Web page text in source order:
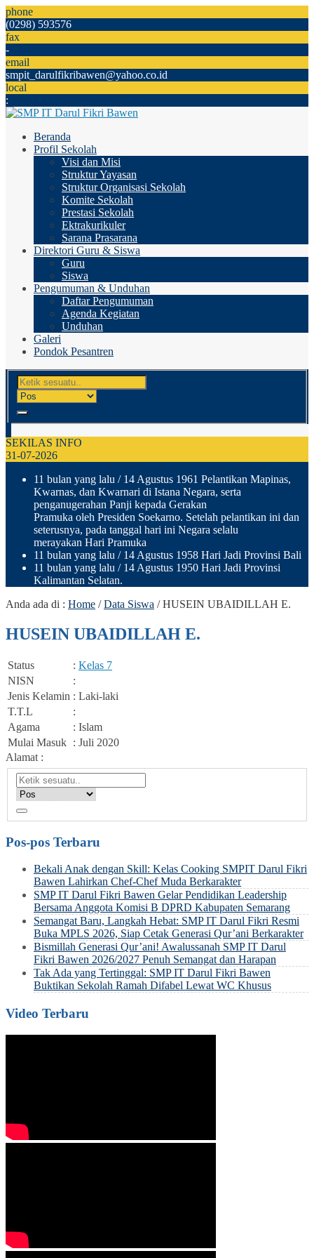
phone
(0298) 593576
fax
-
email
smpit_darulfikribawen@yahoo.co.id
local
:
Beranda
Profil Sekolah
Visi dan Misi
Struktur Yayasan
Struktur Organisasi Sekolah
Komite Sekolah
Prestasi Sekolah
Ektrakurikuler
Sarana Prasarana
Direktori Guru & Siswa
Guru
Siswa
Pengumuman & Unduhan
Daftar Pengumuman
Agenda Kegiatan
Unduhan
Galeri
Pondok Pesantren
SEKILAS INFO
31-07-2026
11 bulan yang lalu / 14 Agustus 1961 Pelantikan Mapinas,
Kwarnas, dan Kwarnari di Istana Negara, serta
penganugerahan Panji kepada Gerakan
Pramuka oleh Presiden Soekarno. Setelah pelantikan ini dan
seterusnya, pada tanggal hari ini Negara selalu
merayakan Hari Pramuka
11 bulan yang lalu / 14 Agustus 1958 Hari Jadi Provinsi Bali
11 bulan yang lalu / 14 Agustus 1950 Hari Jadi Provinsi
Kalimantan Selatan.
Anda ada di : Home /Data Siswa /HUSEIN UBAIDILLAH E.
HUSEIN UBAIDILLAH E.
Status : Kelas 7
NISN
:
Jenis Kelamin : Laki-laki
T.T.L
:
Agama
: Islam
Mulai Masuk : Juli 2020
Alamat :
Pos-pos Terbaru
Bekali Anak dengan Skill: Kelas Cooking SMPIT Darul Fikri
Bawen Lahirkan Chef-Chef Muda Berkarakter
SMP IT Darul Fikri Bawen Gelar Pendidikan Leadership
Bersama Anggota Komisi B DPRD Kabupaten Semarang
Semangat Baru, Langkah Hebat: SMP IT Darul Fikri Resmi
Buka MPLS 2026, Siap Cetak Generasi Qur’ani Berkarakter
Bismillah Generasi Qur’ani! Awalussanah SMP IT Darul
Fikri Bawen 2026/2027 Penuh Semangat dan Harapan
Tak Ada yang Tertinggal: SMP IT Darul Fikri Bawen
Buktikan Sekolah Ramah Difabel Lewat WC Khusus
Video Terbaru